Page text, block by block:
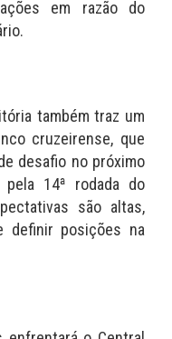
em razão do
também traz um
cruzeirense, que
desafio no próximo
pela 14ª rodada do
são altas,
definir posições na